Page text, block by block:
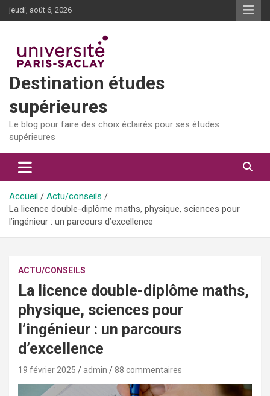
Aller
au
jeudi, août 6, 2026
Destination études
supérieures
Le blog pour faire des choix éclairés pour ses études
supérieures
Accueil
Actu/conseils
La licence double-diplôme maths, physique, sciences pour
l’ingénieur : un parcours d’excellence
ACTU/CONSEILS
La licence double-diplôme maths,
physique, sciences pour
l’ingénieur : un parcours
d’excellence
19 février 2025 admin 88 commentaires